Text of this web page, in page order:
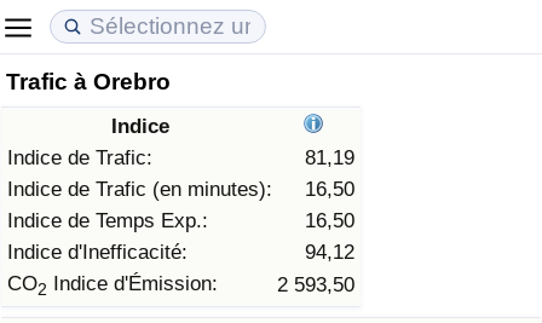
Trafic à Orebro
Indice
Indice de Trafic:
81,19
Indice de Trafic (en minutes):
16,50
Indice de Temps Exp.:
16,50
Indice d'Inefficacité:
94,12
CO2 Indice d'Émission: 2 593,50
Coût de la vie
Indice du Coût de la Vie (Actuel)
Indice du Coût de la Vie
Indice du coût de la vie par pays
Prix de l'immobilier
Indice des Prix de l'immobilier (Actuel)
Indice des Prix de l'immobilier
Indice des Prix de l'immobilier par Pays
Qualité de Vie
Indice de Qualité de Vie
Indice de Qualité de Vie (Actuel)
Indice de qualité de vie par pays